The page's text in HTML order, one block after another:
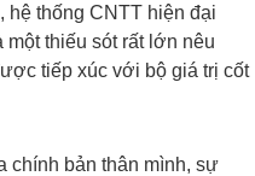
hệ thống CNTT hiện đại
thiếu sót rất lớn nêu
tiếp xúc với bộ giá trị cốt
chính bản thân mình, sự